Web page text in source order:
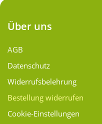
Über uns
AGB
Datenschutz
Widerrufsbelehrung
Bestellung widerrufen
Cookie-Einstellungen